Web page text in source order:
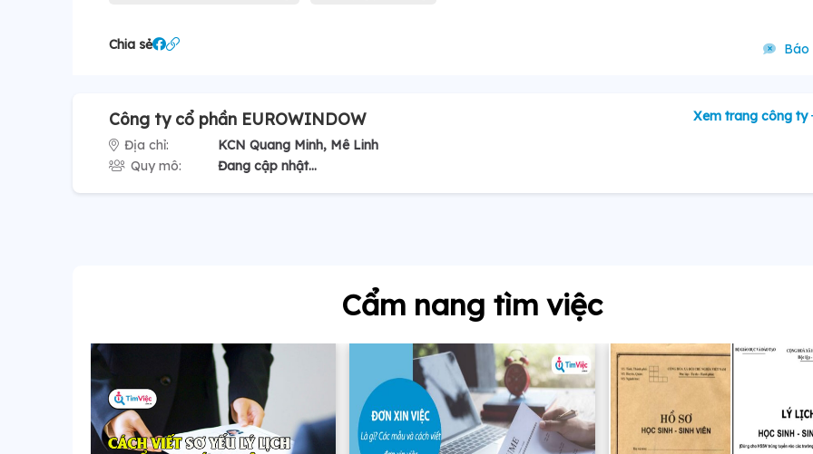
Chia sẻ Báo
Công ty cổ phần EUROWINDOW
Địa chỉ:
KCN Quang Minh, Mê Linh
Quy mô:
Đang cập nhật...
Xem trang công ty
Cẩm nang tìm việc